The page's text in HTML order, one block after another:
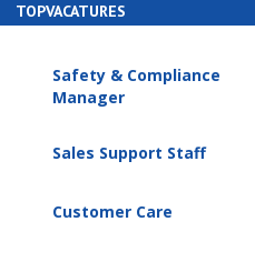
TOPVACATURES
Safety & Compliance
Manager
Sales Support Staff
Customer Care